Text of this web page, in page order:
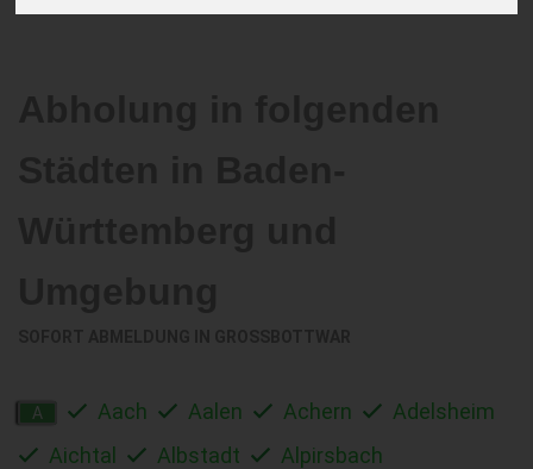
A Aach Aalen Achern
Adelsheim
Aichtal
Albstadt
Alpirsbach